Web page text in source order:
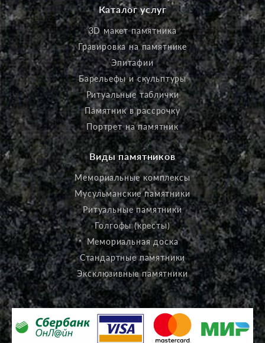
Каталог услуг
3D макет памятника
Гравировка на памятнике
Эпитафии
Барельефы и скульптуры
Ритуальные таблички
Памятник в рассрочку
Портрет на памятник
Виды памятников
Мемориальные комплексы
Мусульманские памятники
Ритуальные памятники
Голгофы (кресты)
Мемориальная доска
Стандартные памятники
Эксклюзивные памятники